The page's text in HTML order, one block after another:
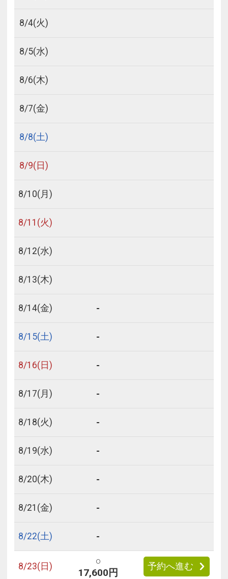
8/4(火)
8/5(水)
8/6(木)
8/7(金)
8/8(土)
8/9(日)
8/10(月)
8/11 (火)
8/12(水)
8/13(木)
8/14(金) -
8/15(土) -
8/16(日) -
8/17(月) -
8/18(火) -
8/19(水) -
8/20(木) -
8/21 (金) -
8/22(土) -
8/23(日)
○
17,600円
予約へ進む